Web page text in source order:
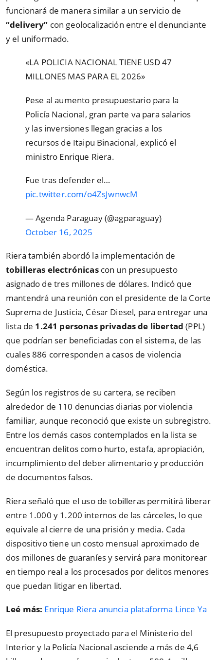
funcionará de manera similar a un servicio de
“delivery” con geolocalización entre el denunciante
y el uniformado.
«LA POLICIA NACIONAL TIENE USD 47
MILLONES MAS PARA EL 2026»
Pese al aumento presupuestario para la
Policía Nacional, gran parte va para salarios
y las inversiones llegan gracias a los
recursos de Itaipu Binacional, explicó el
ministro Enrique Riera.
Fue tras defender el…
pic.twitter.com/o4ZsJwnwcM
— Agenda Paraguay (@agparaguay)
October 16, 2025
Riera también abordó la implementación de
tobilleras electrónicascon un presupuesto
asignado de tres millones de dólares. Indicó que
mantendrá una reunión con el presidente de la Corte
Suprema de Justicia, César Diesel, para entregar una
lista de 1.241 personas privadas de libertad (PPL)
que podrían ser beneficiadas con el sistema, de las
cuales 886 corresponden a casos de violencia
doméstica.
Según los registros de su cartera, se reciben
alrededor de 110 denuncias diarias por violencia
familiar, aunque reconoció que existe un subregistro.
Entre los demás casos contemplados en la lista se
encuentran delitos como hurto, estafa, apropiación,
incumplimiento del deber alimentario y producción
de documentos falsos.
Riera señaló que el uso de tobilleras permitirá liberar
entre 1.000 y 1.200 internos de las cárceles, lo que
equivale al cierre de una prisión y media. Cada
dispositivo tiene un costo mensual aproximado de
dos millones de guaraníes y servirá para monitorear
en tiempo real a los procesados por delitos menores
que puedan litigar en libertad.
Leé más: Enrique Riera anuncia plataforma Lince Ya
El presupuesto proyectado para el Ministerio del
Interior y la Policía Nacional asciende a más de 4,6